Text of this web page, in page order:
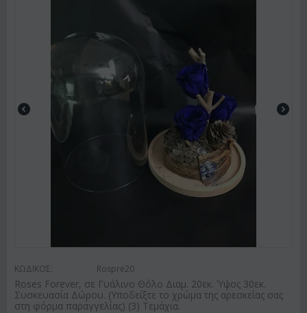
ΚΩΔΙΚΟΣ: Rospre20
Roses Forever, σε Γυάλινο Θόλο Διαμ. 20εκ. Ύψος 30εκ.
Συσκευασία Δώρου. (Υποδείξτε το χρώμα της αρεσκείας σας
στη φόρμα παραγγελίας) (3) Τεμάχια.